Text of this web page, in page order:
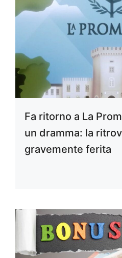
Fa ritorno a La
un dramma: la
gravemente ferita